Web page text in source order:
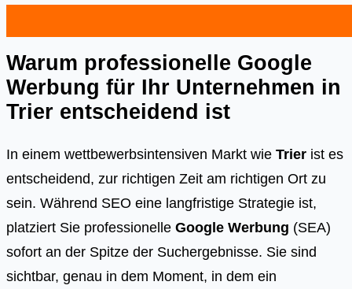
Warum professionelle Google
Werbung für Ihr Unternehmen in
Trier entscheidend ist
In einem wettbewerbsintensiven Markt wie Trier ist es
entscheidend, zur richtigen Zeit am richtigen Ort zu
sein. Während SEO eine langfristige Strategie ist,
platziert Sie professionelle Google Werbung (SEA)
sofort an der Spitze der Suchergebnisse. Sie sind
sichtbar, genau in dem Moment, in dem ein